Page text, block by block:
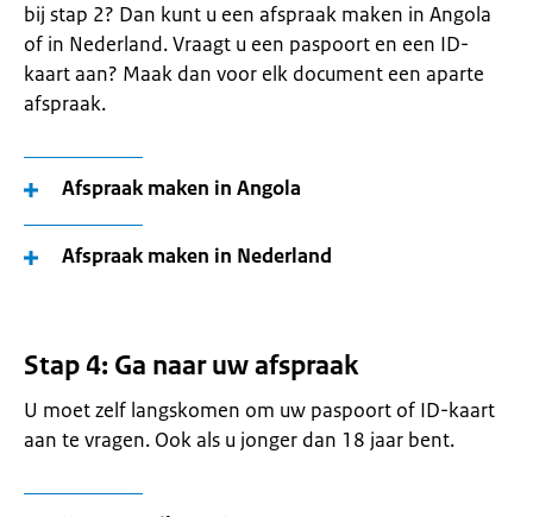
bij stap 2? Dan kunt u een afspraak maken in Angola
of in Nederland. Vraagt u een paspoort en een ID-
kaart aan? Maak dan voor elk document een aparte
afspraak.
Afspraak maken in Angola
Afspraak maken in Nederland
Stap 4: Ga naar uw afspraak
U moet zelf langskomen om uw paspoort of ID-kaart
aan te vragen. Ook als u jonger dan 18 jaar bent.